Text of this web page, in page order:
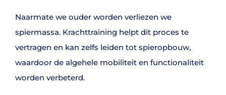
Naarmate we ouder worden verliezen we
spiermassa. Krachttraining helpt dit proces te
vertragen en kan zelfs leiden tot spieropbouw,
waardoor de algehele mobiliteit en functionaliteit
worden verbeterd.